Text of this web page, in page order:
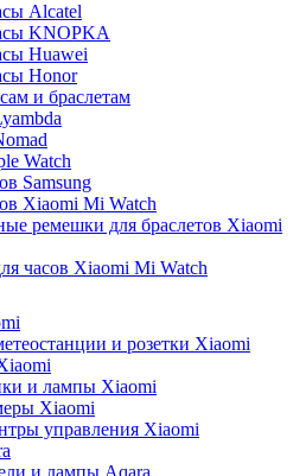
Alcatel
KNOPKA
Huawei
Honor
и браслетам
Watch
Samsung
Xiaomi Mi Watch
ремешки для браслетов Xiaomi
часов Xiaomi Mi Watch
и розетки Xiaomi
и лампы Xiaomi
Xiaomi
управления Xiaomi
и лампы Aqara